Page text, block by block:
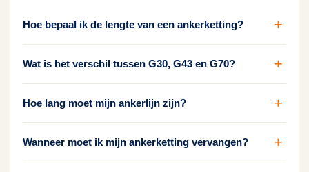
Hoe bepaal ik de lengte van een ankerketting?
Wat is het verschil tussen G30, G43 en G70?
Hoe lang moet mijn ankerlijn zijn?
Wanneer moet ik mijn ankerketting vervangen?